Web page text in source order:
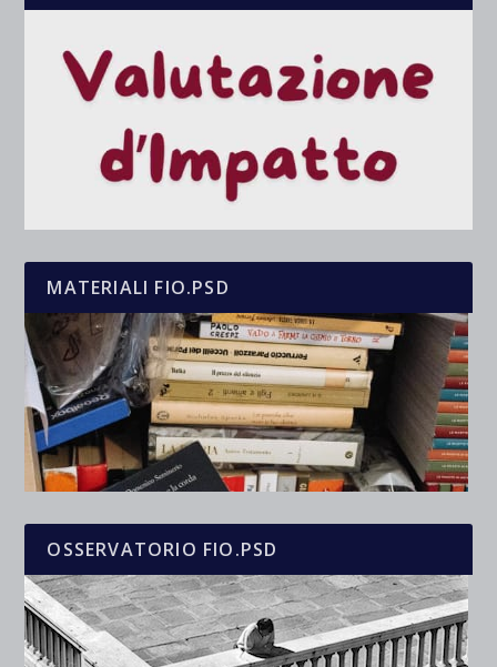
MATERIALI FIO.PSD
OSSERVATORIO FIO.PSD